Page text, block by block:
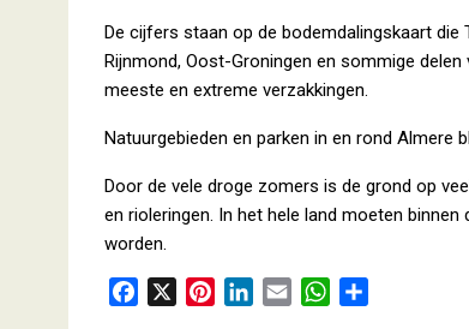
De cijfers staan op de bodemdalingskaart
Rijnmond, Oost-Groningen en sommige
meeste en extreme verzakkingen.
Natuurgebieden en parken in en rond Almere
Door de vele droge zomers is de grond op
en rioleringen. In het hele land moeten
worden.
W